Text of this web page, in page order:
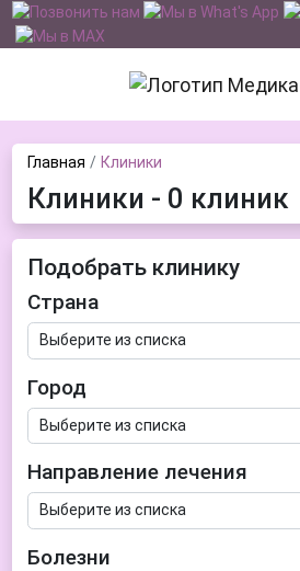
Главная Клиники
Клиники - 0 клиник
Подобрать клинику
Страна
Город
Направление лечения
Болезни